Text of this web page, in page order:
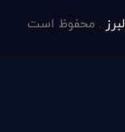
. محفوظ است